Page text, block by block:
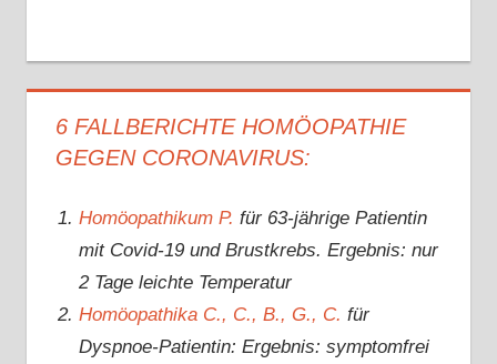
6 FALLBERICHTE HOMÖOPATHIE
GEGEN CORONAVIRUS:
Homöopathikum P. für 63-jährige Patientin
mit Covid-19 und Brustkrebs. Ergebnis: nur
2 Tage leichte Temperatur
Homöopathika C., C., B., G., C. für
Dyspnoe-Patientin: Ergebnis: symptomfrei